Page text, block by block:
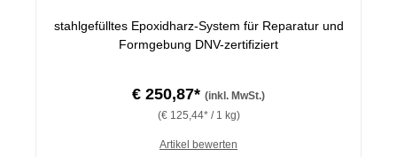
stahlgefülltes Epoxidharz-System für Reparatur und
Formgebung DNV-zertifiziert
€ 250,87* (inkl. MwSt.)
(€ 125,44* / 1 kg)
Artikel bewerten